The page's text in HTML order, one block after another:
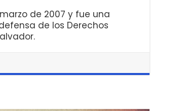
de 2007 y fue una
de los Derechos